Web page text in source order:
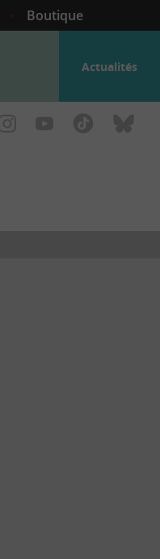
Boutique
Actualités